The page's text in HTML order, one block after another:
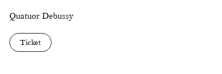
Quatuor Debussy
Ticket